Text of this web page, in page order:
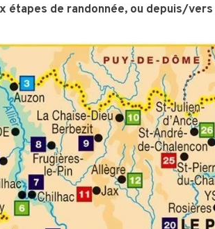
étapes de randonnée, ou depuis/